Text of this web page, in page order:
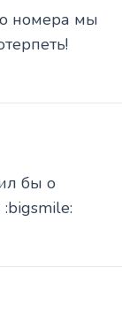
номера мы
бы о
:bigsmile: